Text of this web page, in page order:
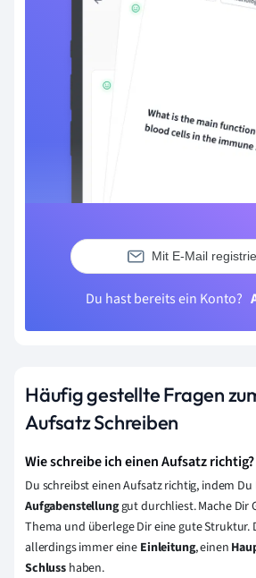
Mit E-Mail
Du hast bereits ein Konto?
Häufig gestellte Fragen
Aufsatz Schreiben
Wie schreibe ich einen Aufsatz richtig?
Du schreibst einen Aufsatz richtig, indem
Aufgabenstellunggut durchliest. Mache Dir
Thema und überlege Dir eine gute Struktur.
allerdings immer eine Einleitung, einen
Schluss haben.